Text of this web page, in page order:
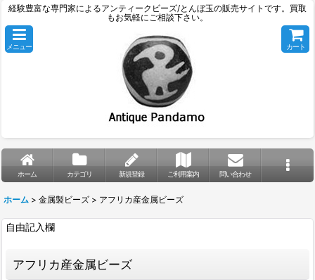
経験豊富な専門家によるアンティークビーズ/とんぼ玉の販売サイトです。買取
もお気軽にご相談下さい。
メニュー カート
ホーム カテゴリ 新規登録 ご利用案内 問い合わせ
ホーム > 金属製ビーズ > アフリカ産金属ビーズ
自由記入欄
アフリカ産金属ビーズ